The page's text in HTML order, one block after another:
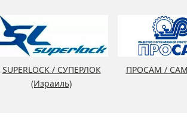
SUPERLOCK / СУПЕРЛОК
(Израиль)
ПРОСАМ /